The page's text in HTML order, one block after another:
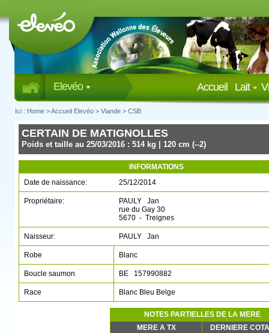
Elevéo Lait
Accueil
Ici : Home >Accueil Elevéo > Viande > CSB
CERTAIN DE MATIGNOLLES
Poids et taille au 25/03/2016 : 514 kg | 120 cm (--2)
INFORMATIONS
Date de naissance:
25/12/2014
Propriétaire:
PAULY Jan
rue du Gay 30
5670 - Treignes
Naisseur: PAULY Jan
Robe Blanc
Boucle saumon BE 157990882
Race Blanc Bleu Belge
NOTES PARTIELLES DE LA MERE
MERE A TX
DERNIERE